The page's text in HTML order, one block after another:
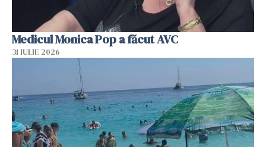
Medicul Monica Pop a făcut AVC
31 IULIE 2026